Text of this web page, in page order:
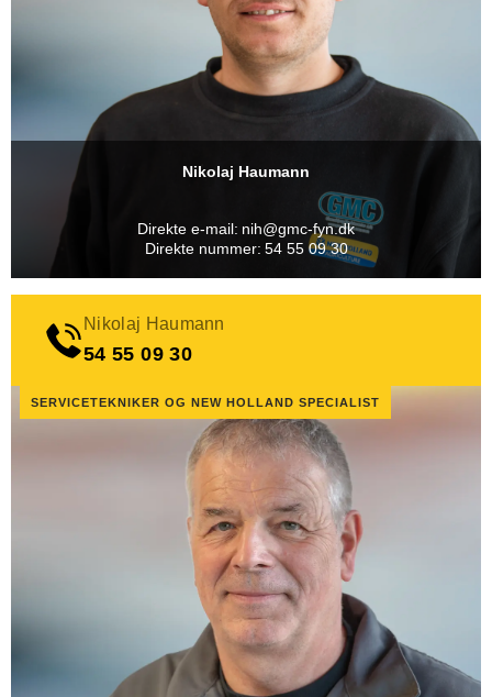
Nikolaj Haumann
Direkte e-mail: nih@gmc-fyn.dk
Direkte nummer: 54 55 09 30
Nikolaj Haumann
54 55 09 30
SERVICETEKNIKER OG NEW HOLLAND SPECIALIST